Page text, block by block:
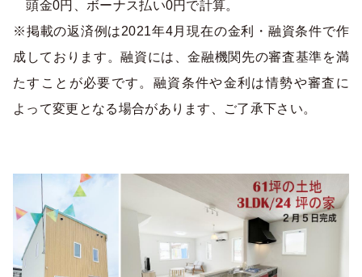
頭金0円、ボーナス払い0円で計算。
※掲載の返済例は2021年4月現在の金利・融資条件で作
成しております。融資には、金融機関先の審査基準を満
たすことが必要です。融資条件や金利は情勢や審査に
よって変更となる場合があります、ご了承下さい。